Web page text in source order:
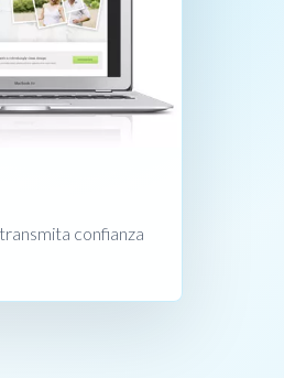
confianza